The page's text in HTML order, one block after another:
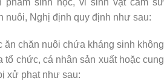
nuôi, Nghị định quy định như sau:
ăn chăn nuôi chứa kháng sinh không
tổ chức, cá nhân sản xuất hoặc cung
xử phạt như sau: